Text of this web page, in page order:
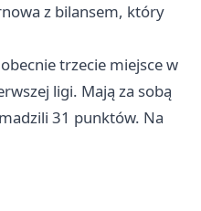
z bilansem, który
trzecie miejsce w
ligi. Mają za sobą
31 punktów. Na